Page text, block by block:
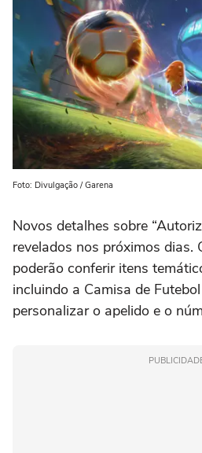
Foto: Divulgação / Garena
Novos detalhes sobre
revelados nos próximos dias.
poderão conferir itens
incluindo a Camisa de
personalizar o apelido e o